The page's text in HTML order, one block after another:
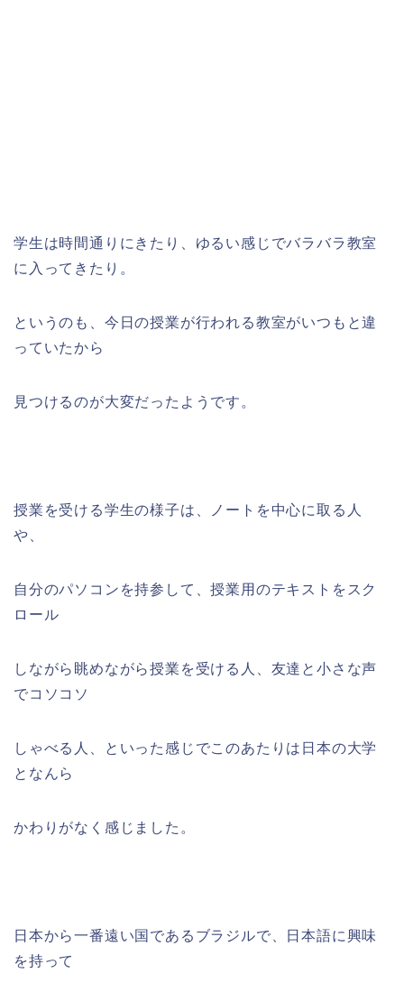
学生は時間通りにきたり、ゆるい感じでバラバラ教室
に入ってきたり。
というのも、今日の授業が行われる教室がいつもと違
っていたから
見つけるのが大変だったようです。
授業を受ける学生の様子は、ノートを中心に取る人
や、
自分のパソコンを持参して、授業用のテキストをスク
ロール
しながら眺めながら授業を受ける人、友達と小さな声
でコソコソ
しゃべる人、といった感じでこのあたりは日本の大学
となんら
かわりがなく感じました。
日本から一番遠い国であるブラジルで、日本語に興味
を持って